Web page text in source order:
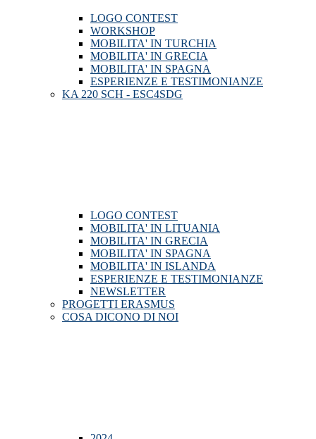
LOGO CONTEST
WORKSHOP
MOBILITA' IN TURCHIA
MOBILITA' IN GRECIA
MOBILITA' IN SPAGNA
ESPERIENZE E TESTIMONIANZE
KA 220 SCH - ESC4SDG
LOGO CONTEST
MOBILITA' IN LITUANIA
MOBILITA' IN GRECIA
MOBILITA' IN SPAGNA
MOBILITA' IN ISLANDA
ESPERIENZE E TESTIMONIANZE
NEWSLETTER
PROGETTI ERASMUS
COSA DICONO DI NOI